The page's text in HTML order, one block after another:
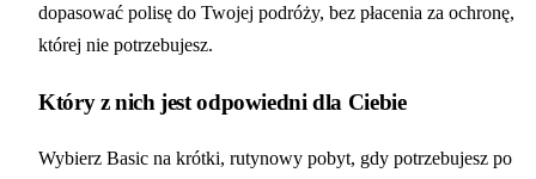
dopasować polisę do Twojej podróży, bez płacenia za ochronę,
której nie potrzebujesz.
Który z nich jest odpowiedni dla Ciebie
Wybierz Basic na krótki, rutynowy pobyt, gdy potrzebujesz po